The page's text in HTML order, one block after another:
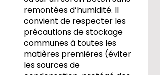
remontées d’humidité. Il
convient de respecter les
précautions de stockage
communes à toutes les
matières premières (éviter
les sources de